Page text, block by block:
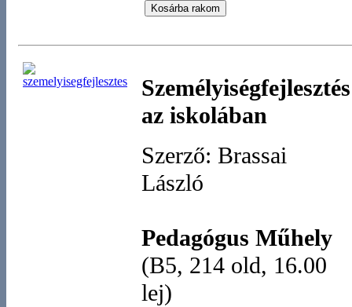
Személyiségfejlesztés
az iskolában
Szerző: Brassai
László
Pedagógus Műhely
(B5, 214 old, 16.00
lej)